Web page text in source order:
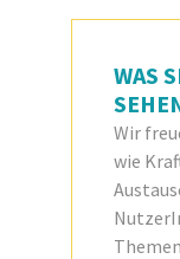
WAS
Wir
wie